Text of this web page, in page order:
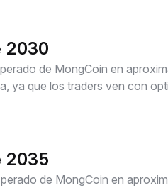
2030
de MongCoin en
ya que los traders ven con
2035
de MongCoin en